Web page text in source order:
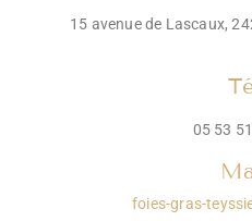
15 avenue de Lascaux,
05 53
foies-gras-